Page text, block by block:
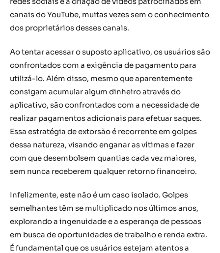
canais do YouTube, muitas vezes sem o conhecimento
dos proprietários desses canais.
Ao tentar acessar o suposto aplicativo, os usuários são
confrontados com a exigência de pagamento para
utilizá-lo. Além disso, mesmo que aparentemente
consigam acumular algum dinheiro através do
aplicativo, são confrontados com a necessidade de
realizar pagamentos adicionais para efetuar saques.
Essa estratégia de extorsão é recorrente em golpes
dessa natureza, visando enganar as vítimas e fazer
com que desembolsem quantias cada vez maiores,
sem nunca receberem qualquer retorno financeiro.
Infelizmente, este não é um caso isolado. Golpes
semelhantes têm se multiplicado nos últimos anos,
explorando a ingenuidade e a esperança de pessoas
em busca de oportunidades de trabalho e renda extra.
É fundamental que os usuários estejam atentos a